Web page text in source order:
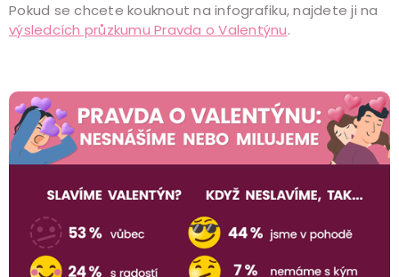
Pokud se chcete kouknout na infografiku, najdete ji na
výsledcích průzkumu Pravda o Valentýnu.